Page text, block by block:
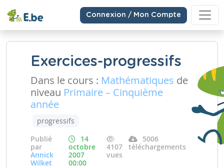
Connexion / Mon Compte
Exercices-progressifs
Dans le cours : Mathématiques de
niveau Primaire – Cinquième
année
progressifs
Publié
par
Annick
Wilket
14
octobre
2007
00:00
4107
vues
5006
téléchargements